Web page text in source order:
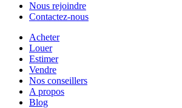
Nous rejoindre
Contactez-nous
Acheter
Louer
Estimer
Vendre
Nos conseillers
A propos
Blog